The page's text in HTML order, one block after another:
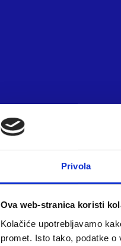
Privola
Ova web-stranica koristi
Kolačiće upotrebljavamo
promet. Isto tako, podatke